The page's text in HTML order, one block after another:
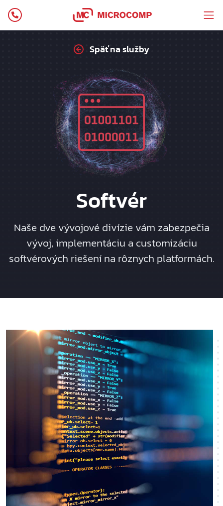
Späť na služby
Softvér
Naše dve vývojové divízie vám zabezpečia
vývoj, implementáciu a customizáciu
softvérových riešení na rôznych platformách.